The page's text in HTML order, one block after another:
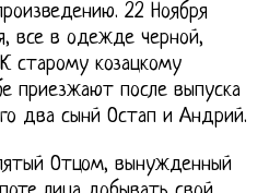
22 Ноября
все в одежде черной,
старому козацкому
приезжают после выпуска
два сынй Остап и Андрий.
Отцом, вынужденный